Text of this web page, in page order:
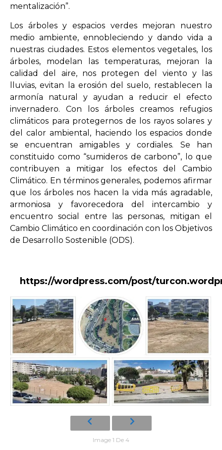
mentalización”.
Los árboles y espacios verdes mejoran nuestro
medio ambiente, ennobleciendo y dando vida a
nuestras ciudades. Estos elementos vegetales, los
árboles, modelan las temperaturas, mejoran la
calidad del aire, nos protegen del viento y las
lluvias, evitan la erosión del suelo, restablecen la
armonía natural y ayudan a reducir el efecto
invernadero. Con los árboles creamos refugios
climáticos para protegernos de los rayos solares y
del calor ambiental, haciendo los espacios donde
se encuentran amigables y cordiales. Se han
constituido como “sumideros de carbono”, lo que
contribuyen a mitigar los efectos del Cambio
Climático. En términos generales, podemos afirmar
que los árboles nos hacen la vida más agradable,
armoniosa y favorecedora del intercambio y
encuentro social entre las personas, mitigan el
Cambio Climático en coordinación con los Objetivos
de Desarrollo Sostenible (ODS).
https://wordpress.com/post/
Image 1 De 4